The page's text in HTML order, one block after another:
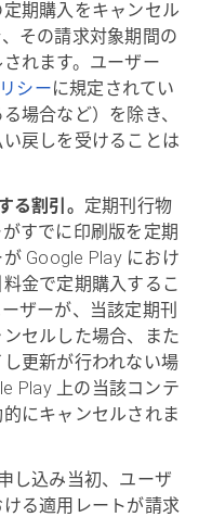
期購入をキャンセル
その請求対象期間の
れます。ユーザー
シーに規定されてい
場合など）を除き、
戻しを受けることは
る割引。 定期刊行物
すでに印刷版を定期
Google Play におけ
金で定期購入するこ
ザーが、当該定期刊
セルした場合、また
更新が行われない場
Play 上の当該コンテ
にキャンセルされま
し込み当初、ユーザ
る適用レートが請求